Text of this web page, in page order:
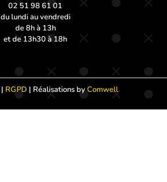
02 51 98 61 01
du lundi au vendredi
de 8h à 13h
et de 13h30 à 18h
| RGPD | Réalisations byComwell